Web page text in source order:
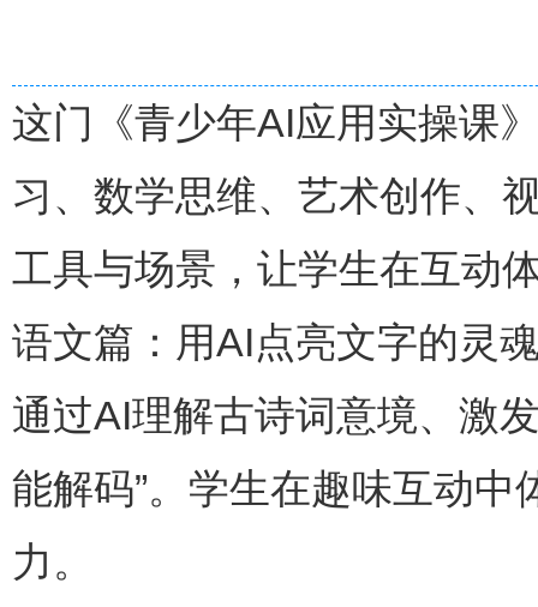
这门《青少年AI应用实操课
习、数学思维、艺术创作、
工具与场景，让学生在互动
语文篇：用AI点亮文字的灵
通过AI理解古诗词意境、激
能解码”。学生在趣味互动
力。